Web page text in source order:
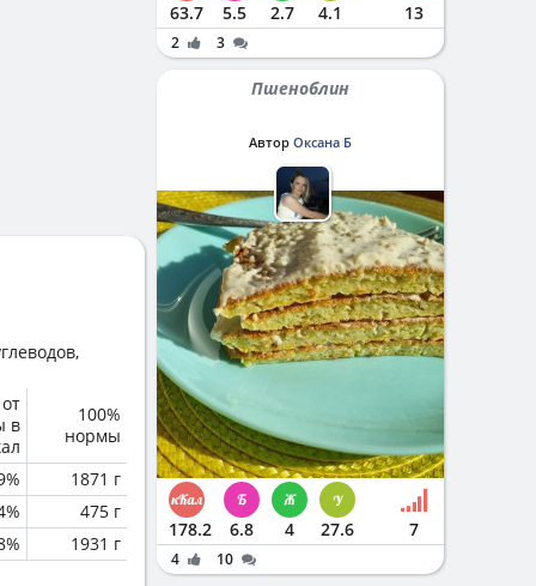
в
100%
нормы
1871 г
475 г
1931 г
63.7 5.5 2.7 4.1 13
2 3
Пшеноблин
Автор Оксана Б
178.2 6.8 4 27.6 7
4
10